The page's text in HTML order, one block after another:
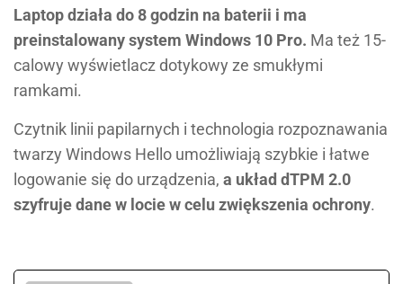
Laptop działa do 8 godzin na baterii i ma
preinstalowany system Windows 10 Pro. Ma też 15-
calowy wyświetlacz dotykowy ze smukłymi
ramkami.
Czytnik linii papilarnych i technologia rozpoznawania
twarzy Windows Hello umożliwiają szybkie i łatwe
logowanie się do urządzenia, a układ dTPM 2.0
szyfruje dane w locie w celu zwiększenia ochrony.